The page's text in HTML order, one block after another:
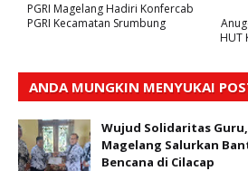
HUT
PGRI Magelang Hadiri Konfercab
PGRI Kecamatan Srumbung
ANDA MUNGKIN MENYUKAI
Wujud Solidaritas Guru,
Magelang Salurkan
Bencana di Cilacap